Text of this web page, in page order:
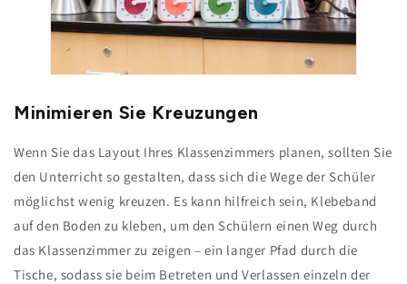
Minimieren Sie Kreuzungen
Wenn Sie das Layout Ihres Klassenzimmers planen, sollten Sie
den Unterricht so gestalten, dass sich die Wege der Schüler
möglichst wenig kreuzen. Es kann hilfreich sein, Klebeband
auf den Boden zu kleben, um den Schülern einen Weg durch
das Klassenzimmer zu zeigen – ein langer Pfad durch die
Tische, sodass sie beim Betreten und Verlassen einzeln der